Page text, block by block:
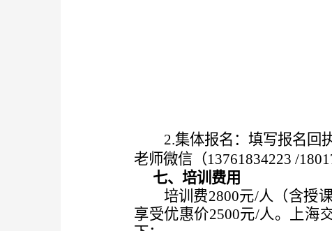
2.集体报名：填写报名 回
老师微信（13761834223 /
七、 培训费用
培训费2800元/人 （含授
享受优惠价2500元/人。 上海